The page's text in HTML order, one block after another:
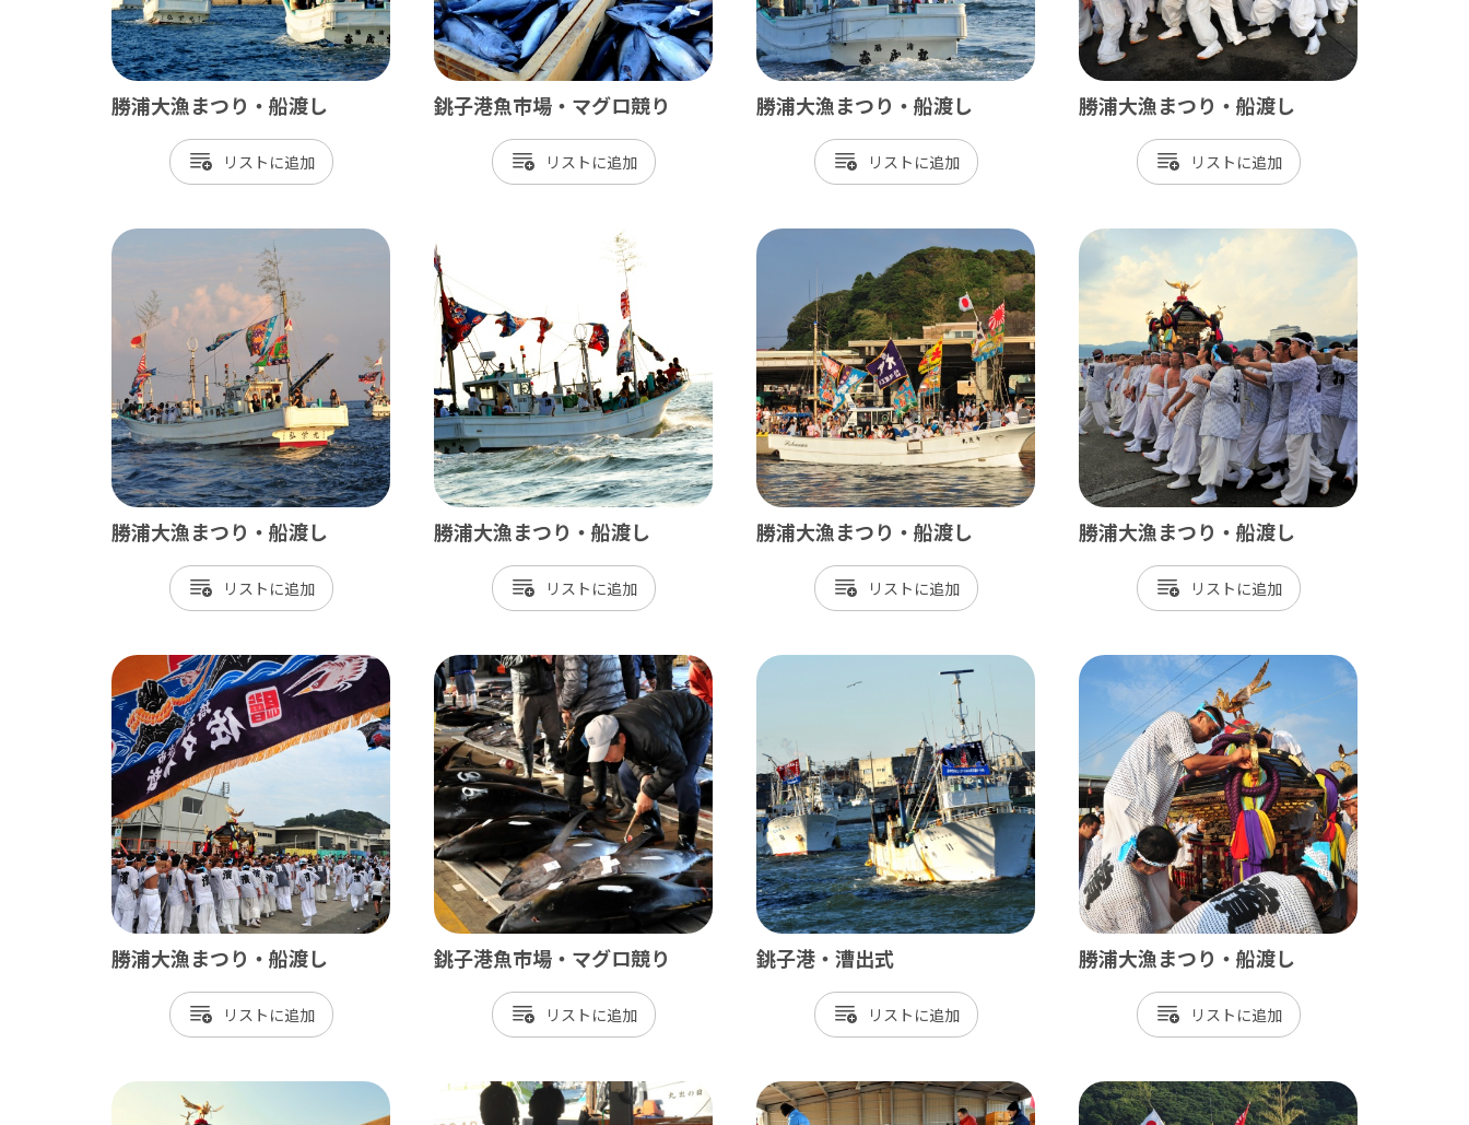
南房総
大山千枚田 / 鴨川シーワールド / 勝浦 / 岡本桟橋 / 館山 / いすみ鉄道
木更津 / 海ほたるPA / 東京ドイツ村 / 富津 / 鋸山 / マザー牧場 / 小湊鐡道
ベイエリア
千葉市
市川市
船橋市
習志野市
八千代市
浦安市
東葛飾
松戸市
野田市
柏市
流山市
我孫子市
鎌ケ谷市
銚子市
成田市
佐倉市
八街市
印西市
白井市
栄町
神崎町
多古町
東庄町
芝山町
九十九里
茂原市
東金市
旭市
匝瑳市
山武市
大網白里市
横芝光町
睦沢町
長生村
白子町
長柄町
長南町
南房総
勝浦市
かずさ・臨海
君津市
勝浦大漁まつり・船渡し
リスト
銚子港魚市場・マグロ競り
リスト
勝浦大漁まつり・船渡し
リスト
勝浦大漁まつり・船渡し
リスト
勝浦大漁まつり・船渡し
リスト
勝浦大漁まつり・船渡し
リスト
勝浦大漁まつり・船渡し
リスト
勝浦大漁まつり・船渡し
リスト
勝浦大漁まつり・船渡し
リスト
銚子港魚市場・マグロ競り
リスト
銚子港・漕出式
リスト
勝浦大漁まつり・船渡し
リスト